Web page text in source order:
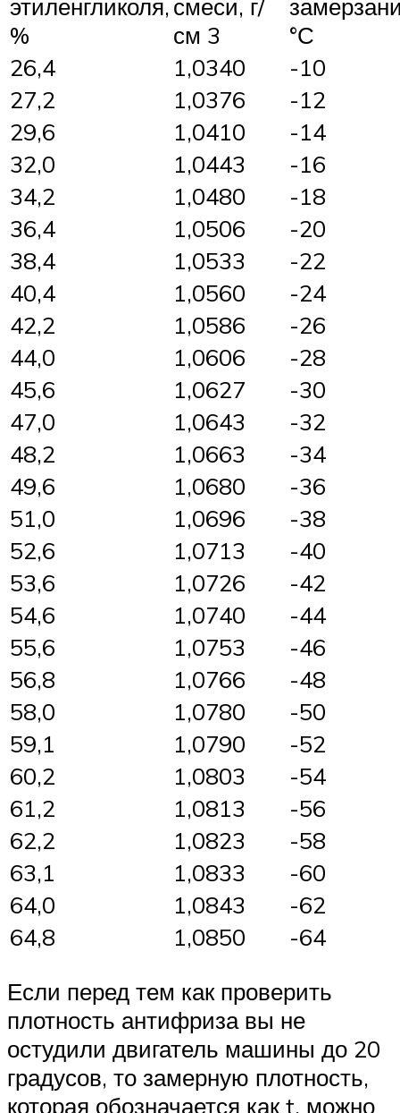
этиленгликоля,
%
смеси, г/
см 3
°С
26,4
1,0340
-10
27,2
1,0376
-12
29,6
1,0410
-14
32,0
1,0443
-16
34,2
1,0480
-18
36,4
1,0506
-20
38,4
1,0533
-22
40,4
1,0560
-24
42,2
1,0586
-26
44,0
1,0606
-28
45,6
1,0627
-30
47,0
1,0643
-32
48,2
1,0663
-34
49,6
1,0680
-36
51,0
1,0696
-38
52,6
1,0713
-40
53,6
1,0726
-42
54,6
1,0740
-44
55,6
1,0753
-46
56,8
1,0766
-48
58,0
1,0780
-50
59,1
1,0790
-52
60,2
1,0803
-54
61,2
1,0813
-56
62,2
1,0823
-58
63,1
1,0833
-60
64,0
1,0843
-62
64,8
1,0850
-64
Если перед тем как проверить
плотность антифриза вы не
остудили двигатель машины до 20
градусов, то замерную плотность,
которая обозначается как t, можно